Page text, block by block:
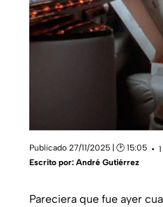
Publicado 27/11/2025 | 🕑 15:05
Escrito por: André Gutiérrez
Pareciera que fue ayer